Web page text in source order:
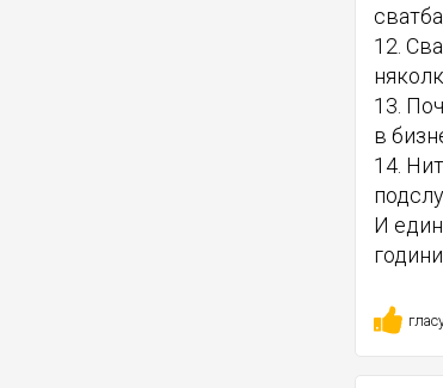
12.
13.
в
14.
И